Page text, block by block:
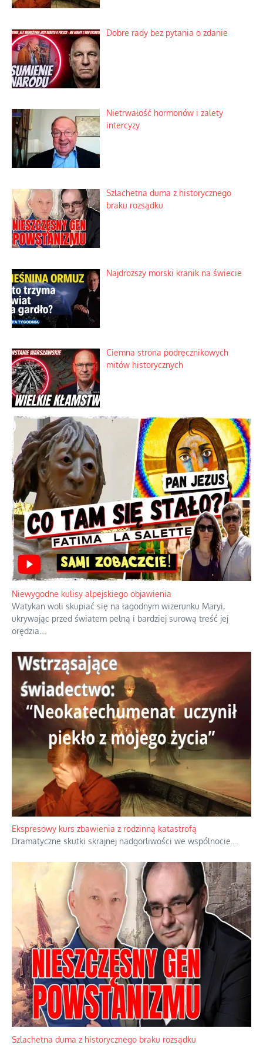
Dobre rady bez pytania o zdanie
Nietrwałość hormonów i zalety
intercyzy
Szlachetna duma z historycznego
braku rozsądku
Najdroższy morski kranik na świecie
Ciemna strona podręcznikowych
mitów historycznych
Niewygodne kulisy alpejskiego objawienia
Watykan woli skupiać się na łagodnym wizerunku Maryi,
ukrywając przed światem pełną i bardziej surową treść jej
orędzia.
Ekspresowy kurs zbawienia z rodzinną katastrofą
Dramatyczne skutki skrajnej nadgorliwości we wspólnocie.
Szlachetna duma z historycznego braku rozsądku